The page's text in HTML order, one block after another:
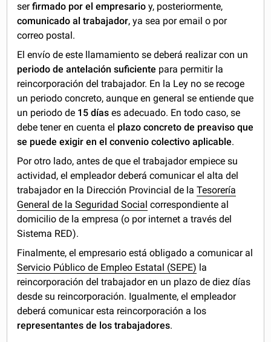
serfirmado por el empresario y, posteriormente,
comunicado al trabajador, ya sea por email o por
correo postal.
El envío de este llamamiento se deberá realizar con un
periodo de antelación suficiente para permitir la
reincorporación del trabajador. En la Ley no se recoge
un periodo concreto, aunque en general se entiende que
un periodo de 15 días es adecuado. En todo caso, se
debe tener en cuenta el plazo concreto de preaviso que
se puede exigir en el convenio colectivo aplicable.
Por otro lado, antes de que el trabajador empiece su
actividad, el empleador deberá comunicar el alta del
trabajador en la Dirección Provincial de laTesorería
General de la Seguridad Social correspondiente al
domicilio de la empresa (o por internet a través del
Sistema RED).
Finalmente, el empresario está obligado a comunicar al
Servicio Público de Empleo Estatal (SEPE) la
reincorporación del trabajador en un plazo de diez días
desde su reincorporación. Igualmente, el empleador
deberá comunicar esta reincorporación a los
representantes de los trabajadores.